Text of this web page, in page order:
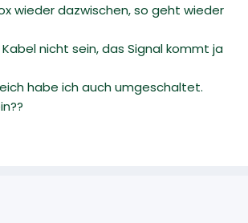
wieder dazwischen, so geht wieder
nicht sein, das Signal kommt ja
habe ich auch umgeschaltet.